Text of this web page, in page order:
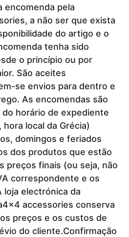
encomenda pela
a não ser que exista
do artigo e o
tenha sido
o princípio ou por
São aceites
se envios para dentro e
As encomendas são
horário de expediente
local da Grécia)
domingos e feriados
dos produtos que estão
preços finais (ou seja, não
correspondente e os
loja electrónica da
accessories conserva
preços e os custos de
do cliente.Confirmação